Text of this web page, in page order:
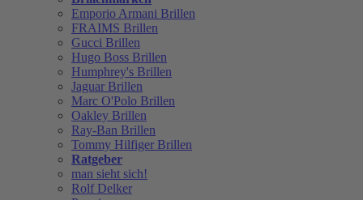
Emporio Armani Brillen
FRAIMS Brillen
Gucci Brillen
Hugo Boss Brillen
Humphrey's Brillen
Jaguar Brillen
Marc O'Polo Brillen
Oakley Brillen
Ray-Ban Brillen
Tommy Hilfiger Brillen
Ratgeber
man sieht sich!
Rolf Delker